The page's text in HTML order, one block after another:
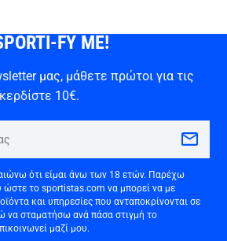
FY ME!
μας, μάθετε πρώτοι για τις
10€.
ότι είμαι άνω των 18 ετών. Παρέχω
ώστε το sportistas.com να μπορεί να με
και υπηρεσίες που ανταποκρίνονται σε
να σταματήσω ανά πάσα στιγμή το
μαζί μου.